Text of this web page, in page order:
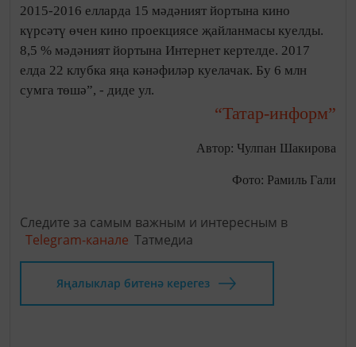
2015-2016 елларда 15 мәдәният йортына кино
күрсәтү өчен кино проекциясе җайланмасы куелды.
8,5 % мәдәният йортына Интернет кертелде. 2017
елда 22 клубка яңа кәнәфиләр куелачак. Бу 6 млн
сумга төшә”, - диде ул.
“Татар-информ”
Автор: Чулпан Шакирова
Фото: Рамиль Гали
Следите за самым важным и интересным в
Telegram-канале Татмедиа
Яңалыклар битенә керегез